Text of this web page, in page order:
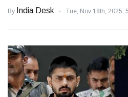
By India Desk Tue, Nov 18th, 2025,